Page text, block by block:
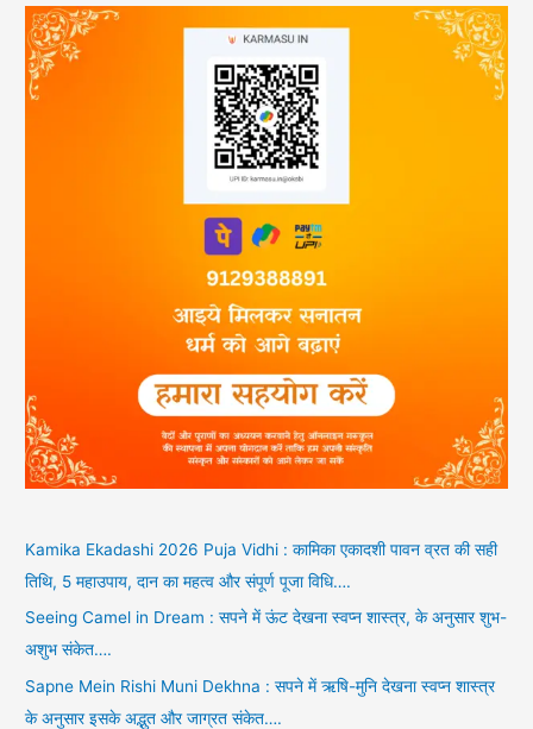
Kamika Ekadashi 2026 Puja Vidhi : कामिका एकादशी पावन व्रत की सही
तिथि, 5 महाउपाय, दान का महत्व और संपूर्ण पूजा विधि….
Seeing Camel in Dream : सपने में ऊंट देखना स्वप्न शास्त्र, के अनुसार शुभ-
अशुभ संकेत….
Sapne Mein Rishi Muni Dekhna : सपने में ऋषि-मुनि देखना स्वप्न शास्त्र
के अनुसार इसके अद्भुत और जाग्रत संकेत….